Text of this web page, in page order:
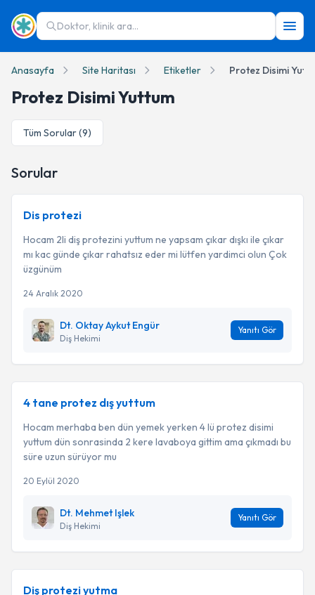
Doktor, klinik ara...
Anasayfa Site Haritası Etiketler Protez Disimi
Protez Disimi Yuttum
Tüm Sorular (9)
Sorular
Dis protezi
Hocam 2li diş protezini yuttum ne yapsam çıkar dışkı ile çıkar
mı kac günde çıkar rahatsız eder mi lütfen yardimci olun Çok
üzgünüm
24 Aralık 2020
Dt. Oktay Aykut Engür
Diş Hekimi
Yanıtı Gör
4 tane protez dış yuttum
Hocam merhaba ben dün yemek yerken 4 lü protez disimi
yuttum dün sonrasinda 2 kere lavaboya gittim ama çıkmadı bu
süre uzun sürüyor mu
20 Eylül 2020
Dt. Mehmet Işlek
Diş Hekimi
Yanıtı Gör
Diş protezi yutma